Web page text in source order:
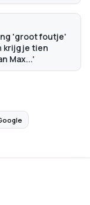
'groot foutje'
krijg je tien
Max...'